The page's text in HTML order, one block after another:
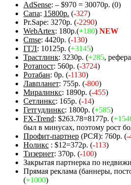
AdSense: – $970 = 30070р. (0)
Сапа: 15800р. (-327)
Pr.Sape: 3270р. (-2290)
WebArtex: 180р.(+180) NEW
Cmse: 4420р. (-130)
ГГЛ: 10125р. (+3145)
Трастлинк: 3230р. (+285,
Ротапост: 560р. (-3724)
Ротабан: 0р. (-1130)
Лавпланет: 755р. (-800)
Миралинкс: 1890р. (-455)
Сетлинкс: 165р. (-14)
Гетгудлинкс: 1800р. (+585)
FX-Trend: $263.78=8177р. (
был в минусах, поэтому рост
Профит-партнер (РСЯ): 760р. (-
Ноликс : $12=372р. (-113)
Тизернет: 370р. (-100)
Закрытая партнерка по
Прямая реклама (баннеры,
(+1000)